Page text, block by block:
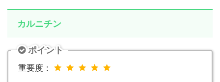
カルニチン
ポイント
重要度：